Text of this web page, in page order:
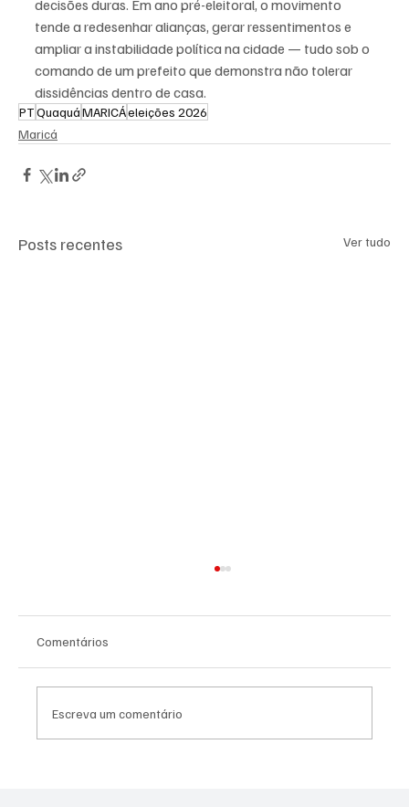
decisões duras. Em ano pré-eleitoral, o movimento
tende a redesenhar alianças, gerar ressentimentos e
ampliar a instabilidade política na cidade — tudo sob o
comando de um prefeito que demonstra não tolerar
dissidências dentro de casa.
PTQuaquáMARICÁeleições 2026
Maricá
Posts recentes Ver tudo
Comentários
Escreva um comentário